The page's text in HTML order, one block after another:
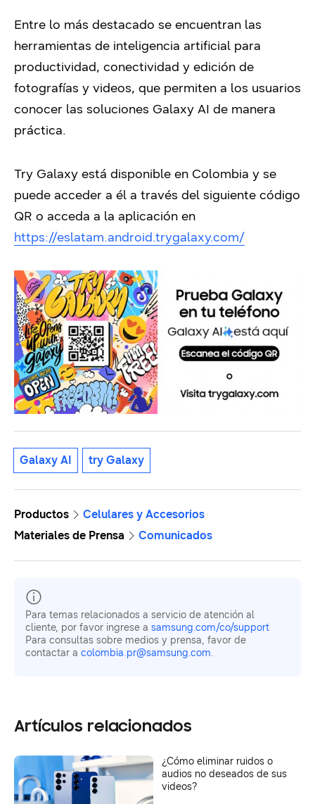
Entre lo más destacado se encuentran las
herramientas de inteligencia artificial para
productividad, conectividad y edición de
fotografías y videos, que permiten a los usuarios
conocer las soluciones Galaxy AI de manera
práctica.
Try Galaxy está disponible en Colombia y se
puede acceder a él a través del siguiente código
QR o acceda a la aplicación en
https://eslatam.android.trygalaxy.com/
Galaxy AI try Galaxy
Productos
Celulares y Accesorios
Materiales de Prensa
Comunicados
Para temas relacionados a servicio de atención al
cliente, por favor ingrese a samsung.com/co/support
Para consultas sobre medios y prensa, favor de
contactar a colombia.pr@samsung.com.
Artículos relacionados
¿Cómo eliminar ruidos o
audios no deseados de sus
videos?